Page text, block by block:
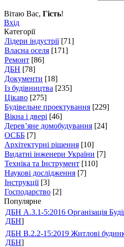
Вітаю Вас, Гість!
Вхід
Категорії
Лідери індустрії [71]
Власна оселя [171]
Ремонт [86]
ДБН [78]
Документи [18]
Із будівництва [235]
Цікаво [275]
Будівельне проектування [229]
Вікна і двері [46]
Дерев’яне домобудування [24]
ОСББ [7]
Архітектурні рішення [10]
Видатні інженери України [7]
Техніка та Інструмент [110]
Наукові дослідження [7]
Інструкції [3]
Господарство [2]
Популярне
ДБН А.3.1-5:2016 Організація
ДБН]
ДБН В.2.2-15:2019 Житлові
ДБН]